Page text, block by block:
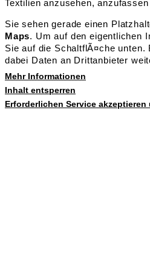
Textilien anzusehen,
Sie sehen gerade einen
Maps. Um auf den eigentlichen
Sie auf die SchaltflÃ¤che unten.
dabei Daten an Drittanbieter
Mehr Informationen
Inhalt entsperren
Erforderlichen Service